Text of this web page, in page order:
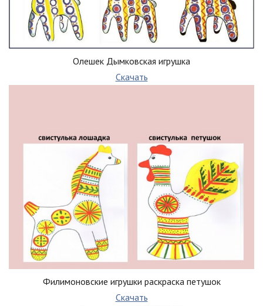
Олешек Дымковская игрушка
Скачать
Филимоновские игрушки раскраска петушок
Скачать